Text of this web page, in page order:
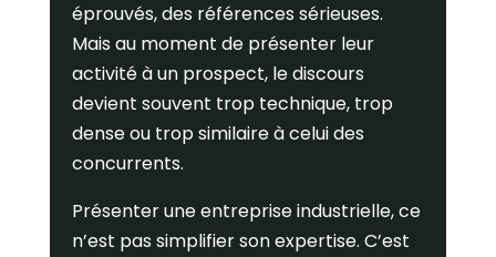
éprouvés, des références sérieuses.
Mais au moment de présenter leur
activité à un prospect, le discours
devient souvent trop technique, trop
dense ou trop similaire à celui des
concurrents.
Présenter une entreprise industrielle, ce
n’est pas simplifier son expertise. C’est